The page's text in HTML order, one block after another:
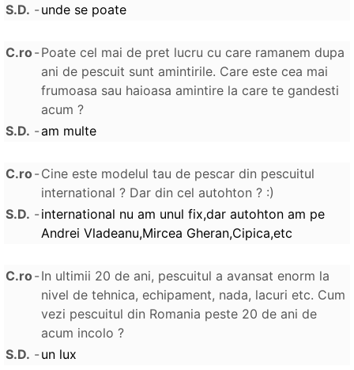
S.D. -unde se poate
C.ro-Poate cel mai de pret lucru cu care ramanem dupa
ani de pescuit sunt amintirile. Care este cea mai
frumoasa sau haioasa amintire la care te gandesti
acum ?
S.D. -am multe
C.ro-Cine este modelul tau de pescar din pescuitul
international ? Dar din cel autohton ? :)
S.D. -international nu am unul fix,dar autohton am pe
Andrei Vladeanu,Mircea Gheran,Cipica,etc
C.ro-In ultimii 20 de ani, pescuitul a avansat enorm la
nivel de tehnica, echipament, nada, lacuri etc. Cum
vezi pescuitul din Romania peste 20 de ani de
acum incolo ?
S.D. -un lux